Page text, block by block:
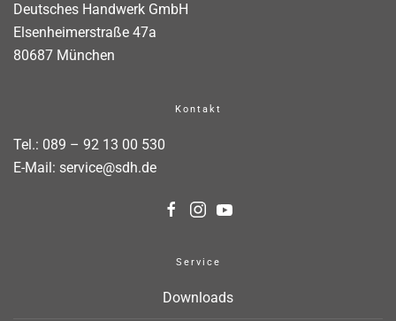
Deutsches Handwerk GmbH
Elsenheimerstraße 47a
80687 München
Kontakt
Tel.: 089 – 92 13 00 530
E-Mail: service@sdh.de
Service
Downloads